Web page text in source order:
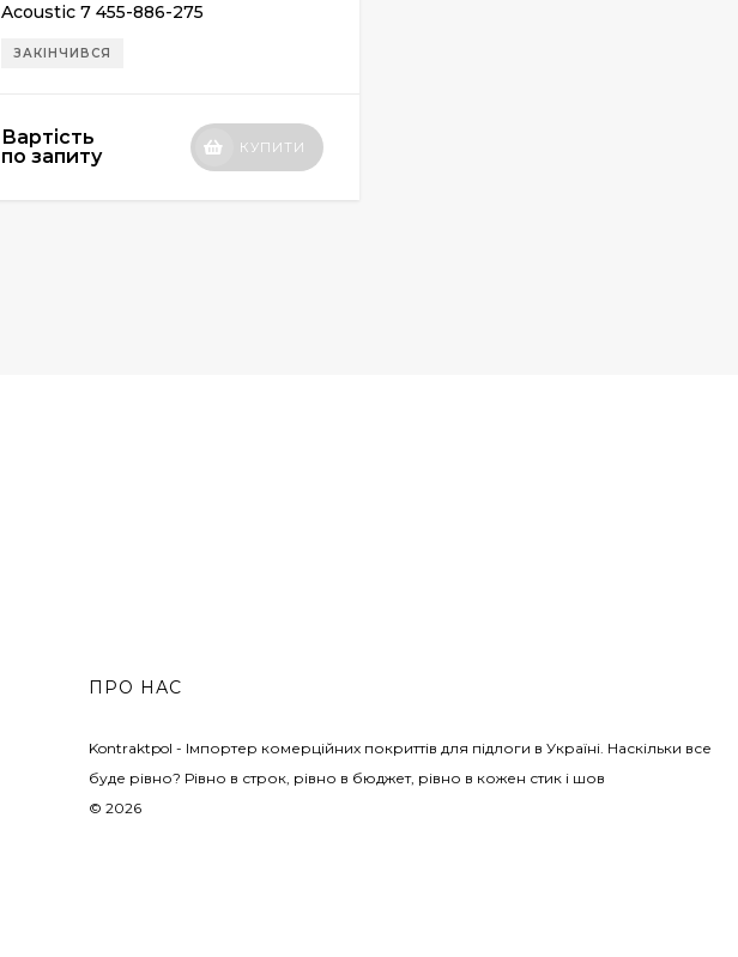
Acoustic 7 455-886-275
ЗАКІНЧИВСЯ
Вартість
по запиту
КУПИТИ
ПРО НАС
Kontraktpol - Імпортер комерційних покриттів для підлоги в Україні. Наскільки все
буде рівно? Рівно в строк, рівно в бюджет, рівно в кожен стик і шов
© 2026